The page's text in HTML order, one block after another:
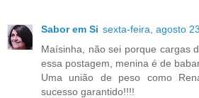
Sabor em Si sexta-feira, agosto
Maísinha, não sei porque cargas
essa postagem, menina é de
Uma união de peso como
sucesso garantido!!!!